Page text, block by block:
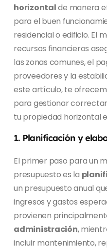
horizontalde manera
para el buen
residencial o edificio. El
recursos financieros
las zonas comunes, el
proveedores y la
este artículo, te
para gestionar
tu propiedad horizontal
1. Planificación y
El primer paso para un
presupuesto es la
un presupuesto anual
ingresos y gastos
provienen
administración,
incluir mantenimiento,